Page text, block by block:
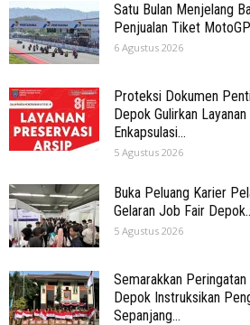
Satu Bulan Menjelang
Penjualan Tiket
6 Agustus 2026
Proteksi Dokumen
Depok Gulirkan
Enkapsulasi...
5 Agustus 2026
Buka Peluang Karier
Gelaran Job Fair
5 Agustus 2026
Semarakkan
Depok Instruksikan
Sepanjang...